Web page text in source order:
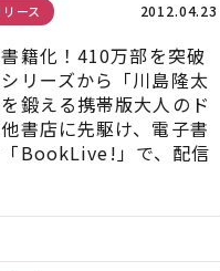
ース 2012.04.23
籍化！410万部を突破
リーズから「川島隆太
鍛える携帯版大人のド
書店に先駆け、電子書
BookLive!」で、配信